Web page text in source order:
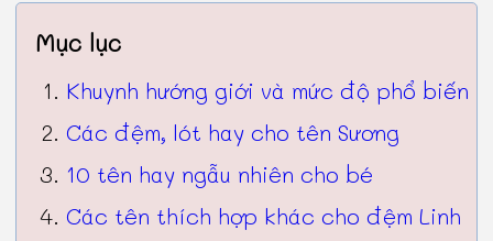
Mục lục
Khuynh hướng giới và mức độ phổ biến
Các đệm, lót hay cho tên Sương
10 tên hay ngẫu nhiên cho bé
Các tên thích hợp khác cho đệm Linh